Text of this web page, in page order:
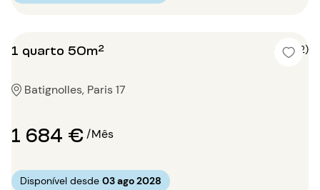
1 quarto 50m² 4 (2)
Batignolles, Paris 17
1 684 €/Mês
Disponível desde 03 ago 2028